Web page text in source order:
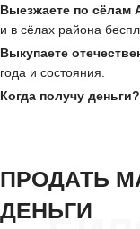
Выезжаете по сёлам
и в сёлах района
Выкупаете
года и состояния.
Когда получу деньги?
ПРОДАТЬ
ДЕНЬГИ